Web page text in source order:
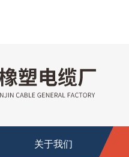
关于我们